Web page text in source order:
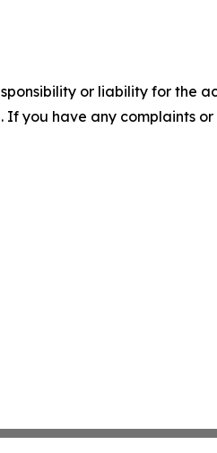
or liability for the
you have any complaints or